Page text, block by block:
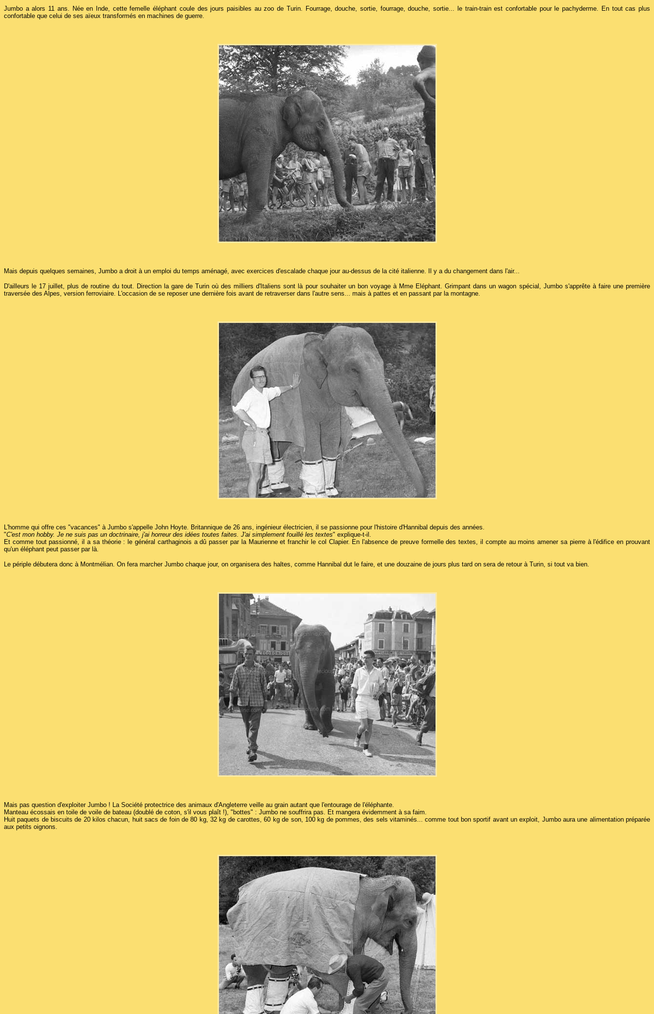
Jumbo a alors 11 ans. Née en Inde, cette femelle éléphant coule des jours paisibles au zoo de Turin. Fourrage, douche, sortie, fourrage, douche, sortie... le train-train est confortable pour le pachyderme. En tout cas plus
confortable que celui de ses aïeux transformés en machines de guerre.
Mais depuis quelques semaines, Jumbo a droit à un emploi du temps aménagé, avec exercices d'escalade chaque jour au-dessus de la cité italienne. Il y a du changement dans l'air...
D'ailleurs le 17 juillet, plus de routine du tout. Direction la gare de Turin où des milliers d'Italiens sont là pour souhaiter un bon voyage à Mme Eléphant. Grimpant dans un wagon spécial, Jumbo s'apprête à faire une première
traversée des Alpes, version ferroviaire. L'occasion de se reposer une dernière fois avant de retraverser dans l'autre sens... mais à pattes et en passant par la montagne.
L'homme qui offre ces "vacances" à Jumbo s'appelle John Hoyte. Britannique de 26 ans, ingénieur électricien, il se passionne pour l'histoire d'Hannibal depuis des années.
"C'est mon hobby. Je ne suis pas un doctrinaire, j'ai horreur des idées toutes faites. J'ai simplement fouillé les textes" explique-t-il.
Et comme tout passionné, il a sa théorie : le général carthaginois a dû passer par la Maurienne et franchir le col Clapier. En l'absence de preuve formelle des textes, il compte au moins amener sa pierre à l'édifice en prouvant
qu'un éléphant peut passer par là.
Le périple débutera donc à Montmélian. On fera marcher Jumbo chaque jour, on organisera des haltes, comme Hannibal dut le faire, et une douzaine de jours plus tard on sera de retour à Turin, si tout va bien.
Mais pas question d'exploiter Jumbo ! La Société protectrice des animaux d'Angleterre veille au grain autant que l'entourage de l'éléphante.
Manteau écossais en toile de voile de bateau (doublé de coton, s'il vous plaît !), "bottes" : Jumbo ne souffrira pas. Et mangera évidemment à sa faim.
Huit paquets de biscuits de 20 kilos chacun, huit sacs de foin de 80 kg, 32 kg de carottes, 60 kg de son, 100 kg de pommes, des sels vitaminés... comme tout bon sportif avant un exploit, Jumbo aura une alimentation préparée
aux petits oignons.